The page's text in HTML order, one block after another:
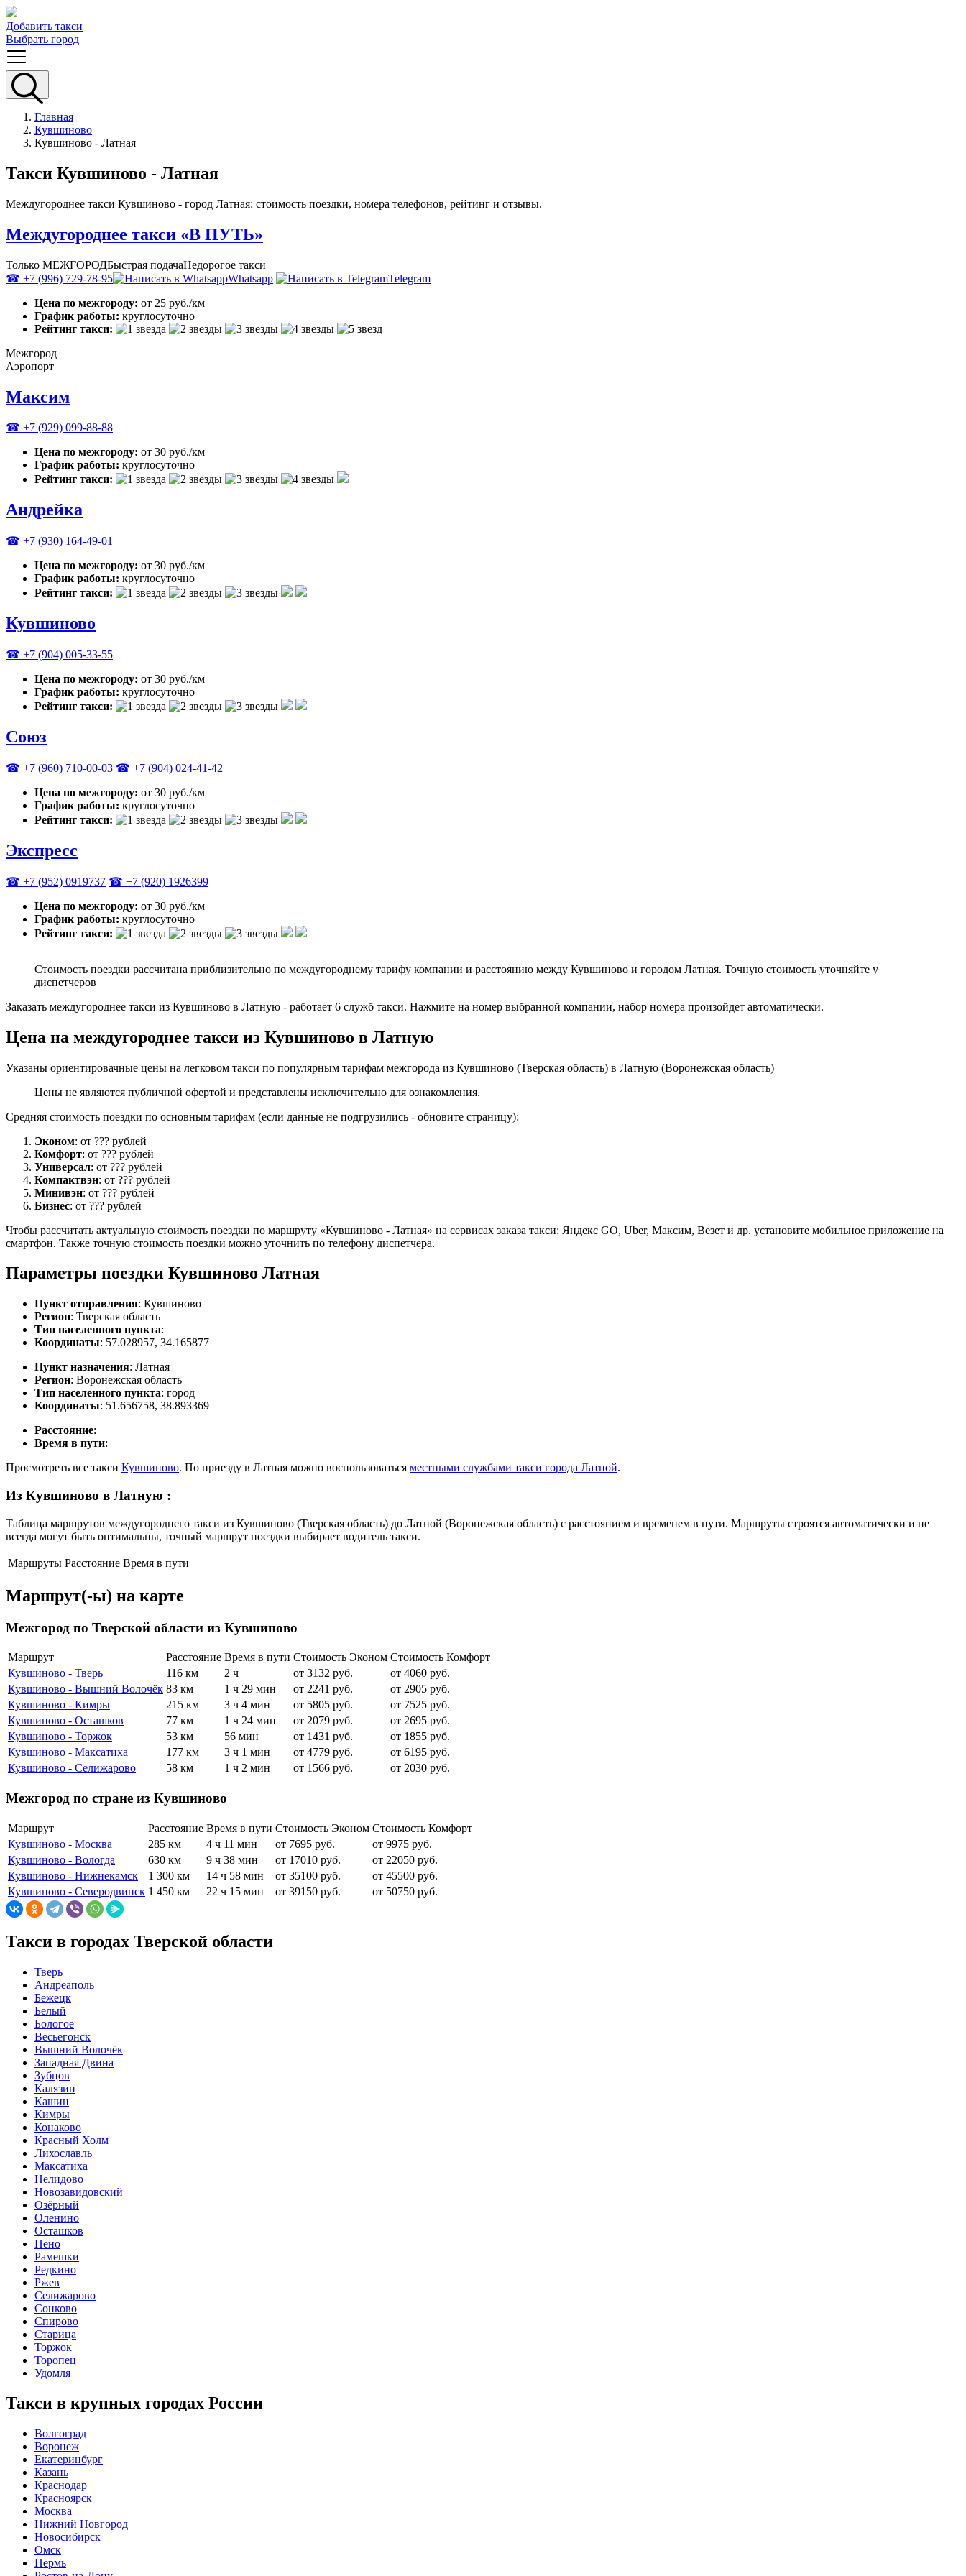
Добавить такси
Выбрать город
Главная
Кувшиново
Кувшиново - Латная
Такси Кувшиново - Латная
Междугороднее такси Кувшиново - город Латная: стоимость поездки, номера телефонов, рейтинг и отзывы.
Междугороднее такси «В ПУТЬ»
Только МЕЖГОРОДБыстрая подачаНедорогое такси
☎ +7 (996) 729-78-95
Whatsapp
Telegram
Цена по межгороду: от 25 руб./км
График работы: круглосуточно
Рейтинг такси:
Межгород
Аэропорт
Максим
☎ +7 (929) 099-88-88
Цена по межгороду: от 30 руб./км
График работы: круглосуточно
Рейтинг такси:
Андрейка
☎ +7 (930) 164-49-01
Цена по межгороду: от 30 руб./км
График работы: круглосуточно
Рейтинг такси:
Кувшиново
☎ +7 (904) 005-33-55
Цена по межгороду: от 30 руб./км
График работы: круглосуточно
Рейтинг такси:
Союз
☎ +7 (960) 710-00-03 ☎ +7 (904) 024-41-42
Цена по межгороду: от 30 руб./км
График работы: круглосуточно
Рейтинг такси:
Экспресс
☎ +7 (952) 0919737 ☎ +7 (920) 1926399
Цена по межгороду: от 30 руб./км
График работы: круглосуточно
Рейтинг такси:
Стоимость поездки рассчитана приблизительно по междугороднему тарифу компании и расстоянию между Кувшиново и городом Латная. Точную стоимость уточняйте у
диспетчеров
Заказать междугороднее такси из Кувшиново в Латную - работает 6 служб такси. Нажмите на номер выбранной компании, набор номера произойдет автоматически.
Цена на междугороднее такси из Кувшиново в Латную
Указаны ориентировачные цены на легковом такси по популярным тарифам межгорода из Кувшиново (Тверская область) в Латную (Воронежская область)
Цены не являются публичной офертой и представлены исключительно для ознакомления.
Средняя стоимость поездки по основным тарифам (если данные не подгрузились - обновите страницу):
Эконом: от ??? рублей
Комфорт: от ??? рублей
Универсал: от ??? рублей
Компактвэн: от ??? рублей
Минивэн: от ??? рублей
Бизнес: от ??? рублей
Чтобы рассчитать актуальную стоимость поездки по маршруту «Кувшиново - Латная» на сервисах заказа такси: Яндекс GO, Uber, Максим, Везет и др. установите мобильное приложение на
смартфон. Также точную стоимость поездки можно уточнить по телефону диспетчера.
Параметры поездки Кувшиново Латная
Пункт отправления: Кувшиново
Регион: Тверская область
Тип населенного пункта:
Координаты: 57.028957, 34.165877
Пункт назначения: Латная
Регион: Воронежская область
Тип населенного пункта: город
Координаты: 51.656758, 38.893369
Расстояние:
Время в пути:
Просмотреть все такси Кувшиново. По приезду в Латная можно воспользоваться местными службами такси города Латной.
Из Кувшиново в Латную :
Таблица маршрутов междугороднего такси из Кувшиново (Тверская область) до Латной (Воронежская область) с расстоянием и временем в пути. Маршруты строятся автоматически и не
всегда могут быть оптимальны, точный маршрут поездки выбирает водитель такси.
Маршруты Расстояние Время в пути
Маршрут(-ы) на карте
Межгород по Тверской области из Кувшиново
Маршрут Расстояние Время в пути Стоимость Эконом Стоимость Комфорт
Кувшиново - Тверь
116 км 2 ч от 3132 руб.
от 4060 руб.
Кувшиново - Вышний Волочёк 83 км 1 ч 29 мин от 2241 руб.
от 2905 руб.
Кувшиново - Кимры
215 км 3 ч 4 мин от 5805 руб.
от 7525 руб.
Кувшиново - Осташков
77 км 1 ч 24 мин от 2079 руб.
от 2695 руб.
Кувшиново - Торжок
53 км 56 мин от 1431 руб.
от 1855 руб.
Кувшиново - Максатиха
177 км 3 ч 1 мин от 4779 руб.
от 6195 руб.
Кувшиново - Селижарово
58 км 1 ч 2 мин от 1566 руб. от 2030 руб.
Межгород по стране из Кувшиново
Маршрут Расстояние Время в пути Стоимость Эконом Стоимость Комфорт
Кувшиново - Москва
285 км 4 ч 11 мин от 7695 руб.
от 9975 руб.
Кувшиново - Вологда
630 км 9 ч 38 мин от 17010 руб.
от 22050 руб.
Кувшиново - Нижнекамск
1 300 км 14 ч 58 мин от 35100 руб.
от 45500 руб.
Кувшиново - Северодвинск 1 450 км 22 ч 15 мин от 39150 руб. от 50750 руб.
Такси в городах Тверской области
Тверь
Андреаполь
Бежецк
Белый
Бологое
Весьегонск
Вышний Волочёк
Западная Двина
Зубцов
Калязин
Кашин
Кимры
Конаково
Красный Холм
Лихославль
Максатиха
Нелидово
Новозавидовский
Озёрный
Оленино
Осташков
Пено
Рамешки
Редкино
Ржев
Селижарово
Сонково
Спирово
Старица
Торжок
Торопец
Удомля
Такси в крупных городах России
Волгоград
Воронеж
Екатеринбург
Казань
Краснодар
Красноярск
Москва
Нижний Новгород
Новосибирск
Омск
Пермь